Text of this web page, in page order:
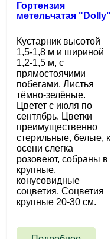
Гортензия
метельчатая "Dolly"
Кустарник высотой
1,5-1,8 м и шириной
1,2-1,5 м, с
прямостоячими
побегами. Листья
тёмно-зелёные.
Цветет с июля по
сентябрь. Цветки
преимущественно
стерильные, белые, к
осени слегка
розовеют, собраны в
крупные,
конусовидные
соцветия. Соцветия
крупные 20-30 см.